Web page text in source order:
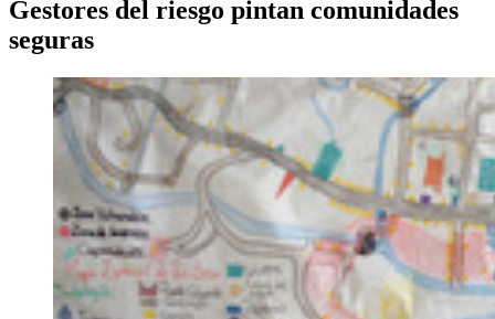
Gestores del riesgo pintan comunidades
seguras